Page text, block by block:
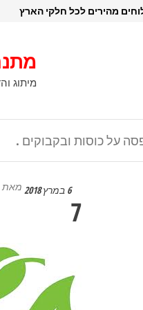
מהירים לכל חלקי הארץ
מיתוג
על כוסות ובקבוקים .
6 במרץ 2018 מאת
7